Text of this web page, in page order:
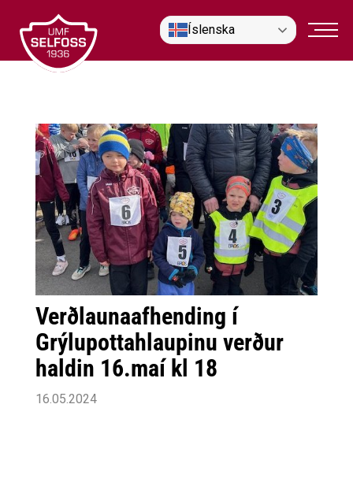
efni
Íslenska
Verðlaunaafhending í
Grýlupottahlaupinu verður
haldin 16.maí kl 18
16.05.2024